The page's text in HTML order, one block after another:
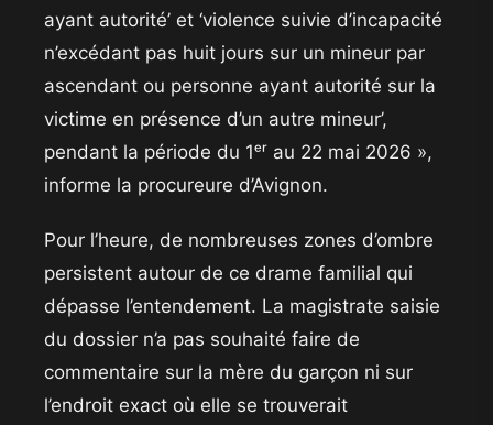
ayant autorité’ et ‘violence suivie d’incapacité
n’excédant pas huit jours sur un mineur par
ascendant ou personne ayant autorité sur la
victime en présence d’un autre mineur’,
pendant la période du 1ᵉʳ au 22 mai 2026 »,
informe la procureure d’Avignon.
​Pour l’heure, de nombreuses zones d’ombre
persistent autour de ce drame familial qui
dépasse l’entendement. La magistrate saisie
du dossier n’a pas souhaité faire de
commentaire sur la mère du garçon ni sur
l’endroit exact où elle se trouverait